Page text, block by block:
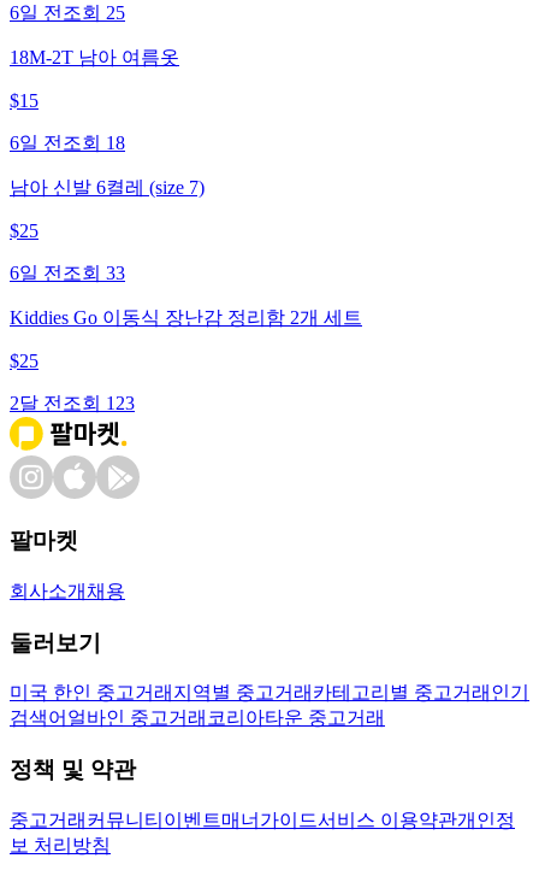
6일 전 조회 25
18M-2T 남아 여름옷
$15
6일 전 조회 18
남아 신발 6켤레 (size 7)
$25
6일 전 조회 33
Kiddies Go 이동식 장난감 정리함 2개 세트
$25
2달 전 조회 123
팔마켓
회사소개 채용
둘러보기
미국 한인 중고거래 지역별 중고거래 카테고리별 중고거래 인기
검색어 얼바인 중고거래 코리아타운 중고거래
정책 및 약관
중고거래 커뮤니티 이벤트매너가이드서비스 이용약관개인정
보 처리방침